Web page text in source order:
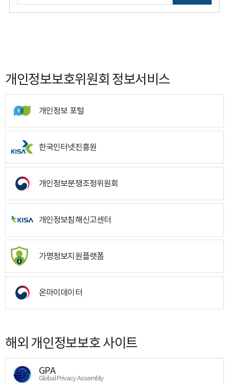
개인정보보호위원회 정보서비스
개인정보 포털
한국인터넷진흥원
개인정보분쟁조정위원회
개인정보침해신고센터
가명정보지원플랫폼
온마이데이터
해외 개인정보보호 사이트
GPA
Global Privacy Assembly